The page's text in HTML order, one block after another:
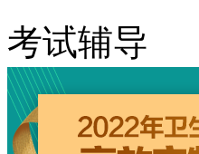
考试辅导